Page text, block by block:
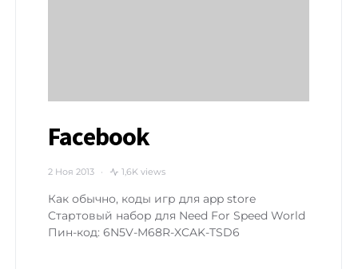
Facebook
2 Ноя 2013 1,6K views
Как обычно, коды игр для app store
Cтартовый набор для Need For Speed World
Пин-код: 6N5V-M68R-XCAK-TSD6